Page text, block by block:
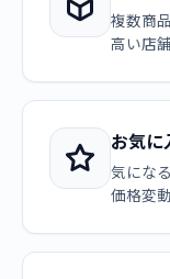
複数商
高い店
お気に
気にな
価格変